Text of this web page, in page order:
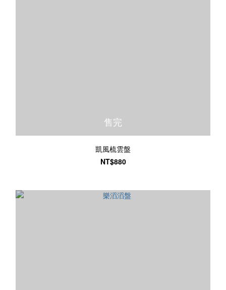
售完
凱風梳雲盤
NT$880